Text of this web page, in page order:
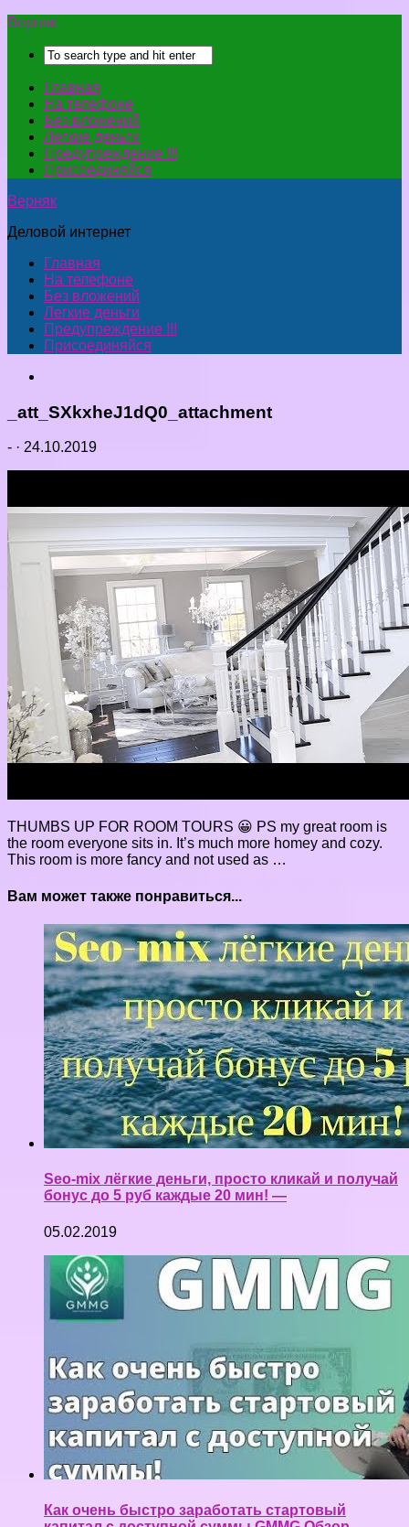
Верняк
Главная
На телефоне
Без вложений
Легкие деньги
Предупреждение !!!
Присоединяйся
Верняк
Деловой интернет
Главная
На телефоне
Без вложений
Легкие деньги
Предупреждение !!!
Присоединяйся
_att_SXkxheJ1dQ0_attachment
- · 24.10.2019
THUMBS UP FOR ROOM TOURS 😀 PS my great room is
the room everyone sits in. It’s much more homey and cozy.
This room is more fancy and not used as …
Вам может также понравиться...
Seo-mix лёгкие деньги, просто кликай и получай
бонус до 5 руб каждые 20 мин! —
05.02.2019
Как очень быстро заработать стартовый